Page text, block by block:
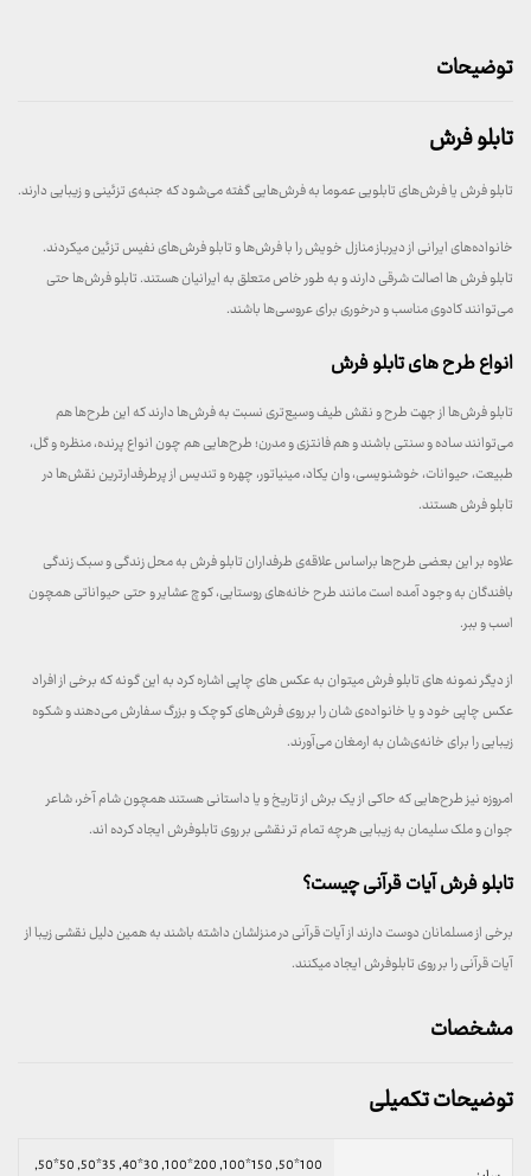
توضیحات
تابلو فرش
تابلو فرش یا فرش‌های تابلویی عموما به فرش‌هایی گفته می‌شود که جنبه‌ی تزئینی و زیبایی دارند.
خانواده‌های ایرانی از دیرباز منازل خویش را با فرش‌ها و تابلو فرش‌های نفیس تزئین میکردند.
تابلو فرش ها اصالت شرقی دارند و به طور خاص متعلق به ایرانیان هستند. تابلو فرش‌ها حتی
می‌توانند کادوی مناسب و درخوری برای عروسی‌ها باشند.
انواع طرح‌ های تابلو فرش
تابلو فرش‌ها از جهت طرح و نقش طیف وسیع‌تری نسبت به فرش‌ها دارند که این طرح‌ها هم
می‌توانند ساده و سنتی باشند و هم فانتزی و مدرن؛ طرح‌هایی هم چون انواع پرنده، منظره و گل،
طبیعت، حیوانات، خوشنویسی، وان یکاد، مینیاتور، چهره و تندیس از پرطرفدارترین نقش‌ها در
تابلو فرش هستند.
علاوه بر این بعضی طرح‌ها براساس علاقه‌ی طرفداران تابلو فرش به محل زندگی و سبک زندگی
بافندگان به وجود آمده است مانند طرح خانه‌های روستایی، کوچ عشایر و حتی حیواناتی همچون
اسب و ببر.
از دیگر نمونه های تابلو فرش میتوان به عکس های چاپی اشاره کرد به این گونه که برخی از افراد
عکس چاپی خود و یا خانواده‌ی شان را بر روی فرش‌های کوچک و بزرگ سفارش می‌دهند و شکوه
زیبایی را برای خانه‌ی‌شان به ارمغان می‌آورند.
امروزه نیز طرح‌هایی که حاکی از یک برش از تاریخ و یا داستانی هستند همچون شام آخر، شاعر
جوان و ملک سلیمان به زیبایی هرچه تمام تر نقشی بر روی تابلوفرش ایجاد کرده اند.
تابلو فرش آیات قرآنی چیست؟
برخی از مسلمانان دوست دارند از آیات قرآنی در منزلشان داشته باشند به همین دلیل نقشی زیبا از
آیات قرآنی را بر روی تابلوفرش ایجاد میکنند.
مشخصات
توضیحات تکمیلی
100*50, 150*100, 200*100, 30*40, 35*50, 50*50,